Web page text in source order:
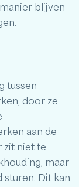
blijven
tussen
door ze
aan de
zit niet te
maar
sturen. Dit kan